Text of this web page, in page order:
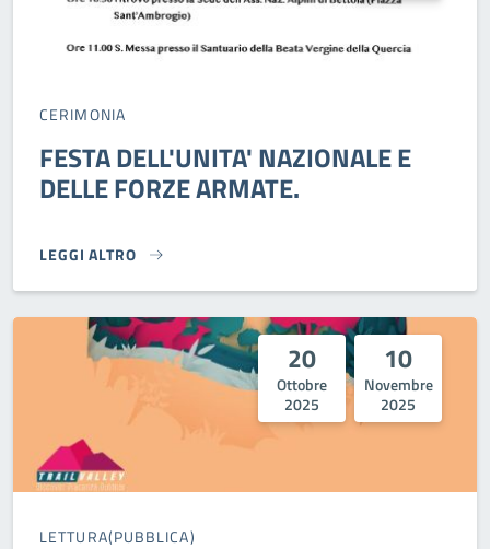
CERIMONIA
FESTA DELL'UNITA' NAZIONALE E
DELLE FORZE ARMATE.
LEGGI ALTRO
FESTA DELL'UNITA' NAZIONALE E DELLE FORZE ARMATE.}
20
Ottobre
2025
10
Novembre
2025
LETTURA(PUBBLICA)